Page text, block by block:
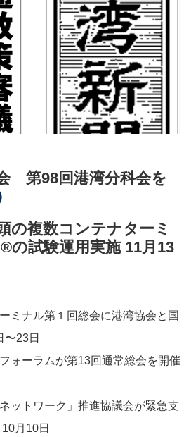
第98回港湾分科会を
の複数コンテナターミ
の試験運用実施 11月13
ミナル第１回総会に港湾協会と国
〜23日
ォーラムが第13回通常総会を開催
ットワーク」推進協議会が緊急支
月10日